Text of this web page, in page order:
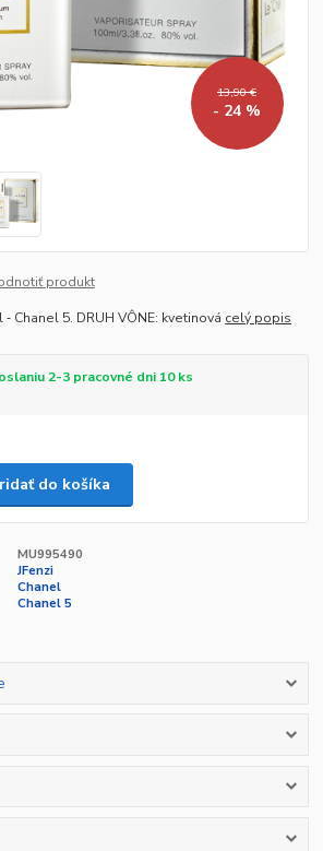
13,90 €
- 24 %
produkt
Chanel 5. DRUH VÔNE: kvetinová celý popis
2-3 pracovné dni 10 ks
do košíka
MU995490
JFenzi
Chanel
Chanel 5